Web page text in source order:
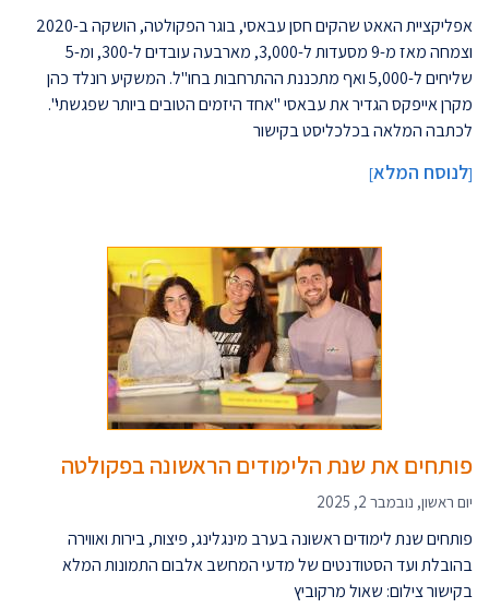
אפליקציית האאט שהקים חסן עבאסי, בוגר הפקולטה, הושקה ב-2020
וצמחה מאז מ-9 מסעדות ל-3,000, מארבעה עובדים ל-300, ומ-5
שליחים ל-5,000 ואף מתכננת ההתרחבות בחו"ל. המשקיע רונלד כהן
מקרן אייפקס הגדיר את עבאסי "אחד היזמים הטובים ביותר שפגשתי".
לכתבה המלאה בכלכליסט בקישור
[לנוסח המלא]
פותחים את שנת הלימודים הראשונה בפקולטה
יום ראשון, נובמבר 2, 2025
פותחים שנת לימודים ראשונה בערב מינגלינג, פיצות, בירות ואווירה
בהובלת ועד הסטודנטים של מדעי המחשב אלבום התמונות המלא
בקישור צילום: שאול מרקוביץ